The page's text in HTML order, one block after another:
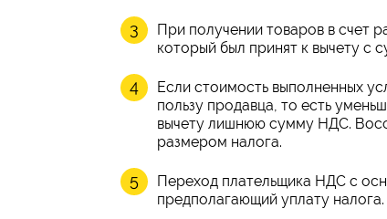
При получении товаров в счет
который был принят к вычету с
Если стоимость выполненных
пользу продавца, то есть
вычету лишнюю сумму НДС.
размером налога.
Переход плательщика НДС с
предполагающий уплату